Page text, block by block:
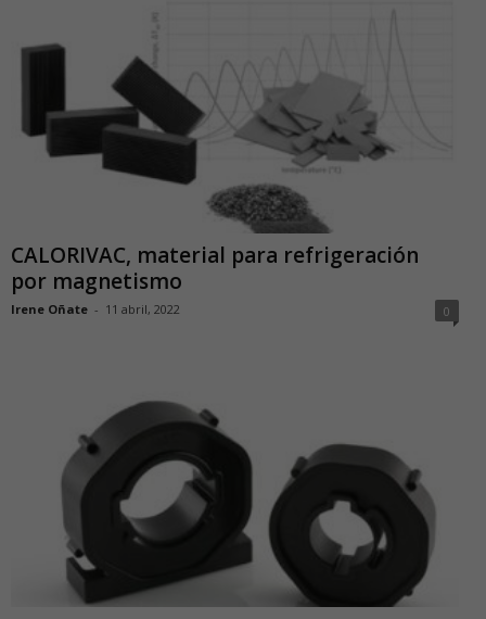
CALORIVAC, material para refrigeración
por magnetismo
Irene Oñate - 11 abril, 2022 0